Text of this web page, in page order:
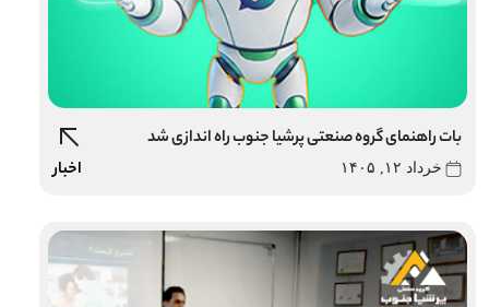
بات راهنمای گروه صنعتی پرشیا جنوب راه اندازی شد
خرداد ۱۲, ۱۴۰۵ اخبار